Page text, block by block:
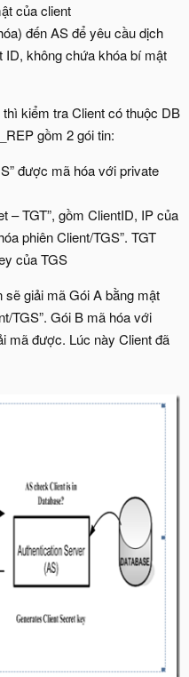
của client
đến AS để yêu cầu dịch
ID, không chứa khóa bí mật
kiểm tra Client có thuộc DB
gồm 2 gói tin:
được mã hóa với private
– TGT”, gồm ClientID, IP của
phiên Client/TGS”. TGT
của TGS
sẽ giải mã Gói A bằng mật
TGS”. Gói B mã hóa với
mã được. Lúc này Client đã